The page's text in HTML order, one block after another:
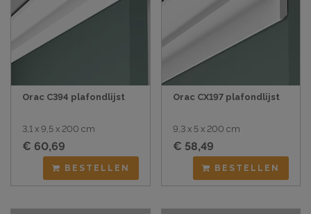
Orac C394 plafondlijst
3,1 x 9,5 x 200 cm
€ 60,69
BESTELLEN
Orac CX197 plafondlijst
9,3 x 5 x 200 cm
€ 58,49
BESTELLEN